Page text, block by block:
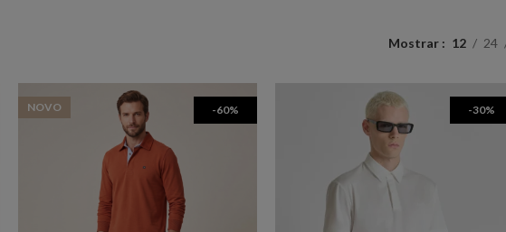
Mostrar 12 24
NOVO -60% -30%